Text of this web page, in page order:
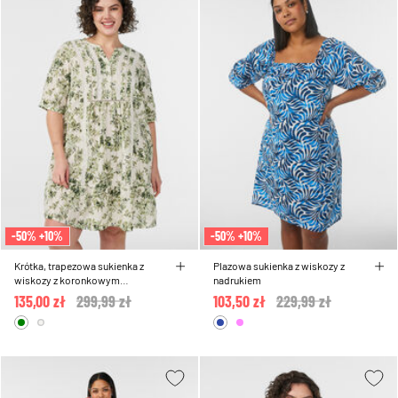
-50% +10%
Krótka, trapezowa sukienka z
wiskozy z koronkowym
wykonczeniemPrice reduced from
299,99 zł
135,00 zł
-50% +10%
Plazowa sukienka z wiskozy z
nadrukiem
Price reduced from
229,99 zł
103,50 zł